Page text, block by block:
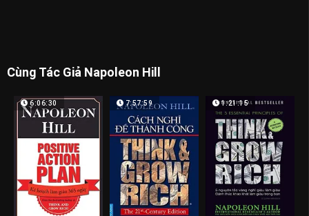
Cùng Tác Giả Napoleon Hill
6:06:30 7:57:59 1:21:15